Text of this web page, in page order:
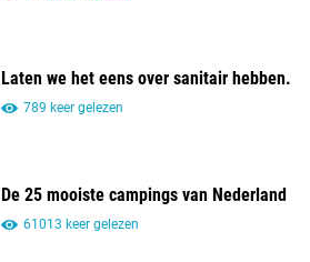
Laten we het eens over sanitair hebben.
789 keer gelezen
De 25 mooiste campings van Nederland
61013 keer gelezen